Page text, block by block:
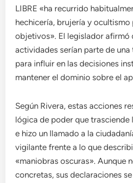
LIBRE «ha recurrido
hechicería, brujería y ocultismo
objetivos». El legislador afirmó
actividades serían parte de
para influir en las decisiones
mantener el dominio sobre el
Según Rivera, estas acciones
lógica de poder que trasciende
e hizo un llamado a la
vigilante frente a lo que
«maniobras oscuras». Aunque
concretas, sus declaraciones